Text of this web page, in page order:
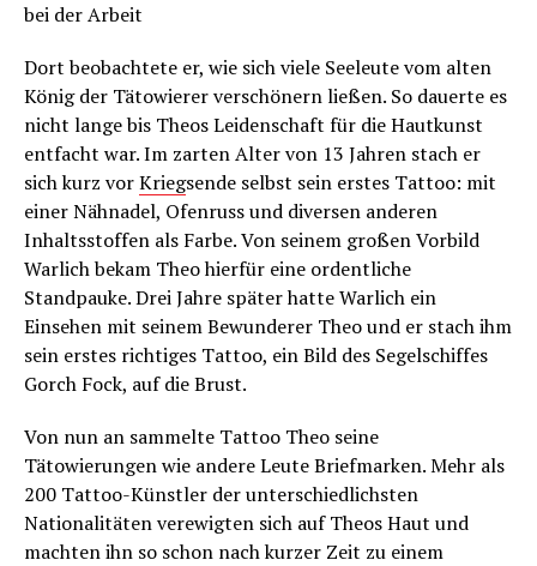
bei der Arbeit
Dort beobachtete er, wie sich viele Seeleute vom alten
König der Tätowierer verschönern ließen. So dauerte es
nicht lange bis Theos Leidenschaft für die Hautkunst
entfacht war. Im zarten Alter von 13 Jahren stach er
sich kurz vorKriegsende selbst sein erstes Tattoo: mit
einer Nähnadel, Ofenruss und diversen anderen
Inhaltsstoffen als Farbe. Von seinem großen Vorbild
Warlich bekam Theo hierfür eine ordentliche
Standpauke. Drei Jahre später hatte Warlich ein
Einsehen mit seinem Bewunderer Theo und er stach ihm
sein erstes richtiges Tattoo, ein Bild des Segelschiffes
Gorch Fock, auf die Brust.
Von nun an sammelte Tattoo Theo seine
Tätowierungen wie andere Leute Briefmarken. Mehr als
200 Tattoo-Künstler der unterschiedlichsten
Nationalitäten verewigten sich auf Theos Haut und
machten ihn so schon nach kurzer Zeit zu einem